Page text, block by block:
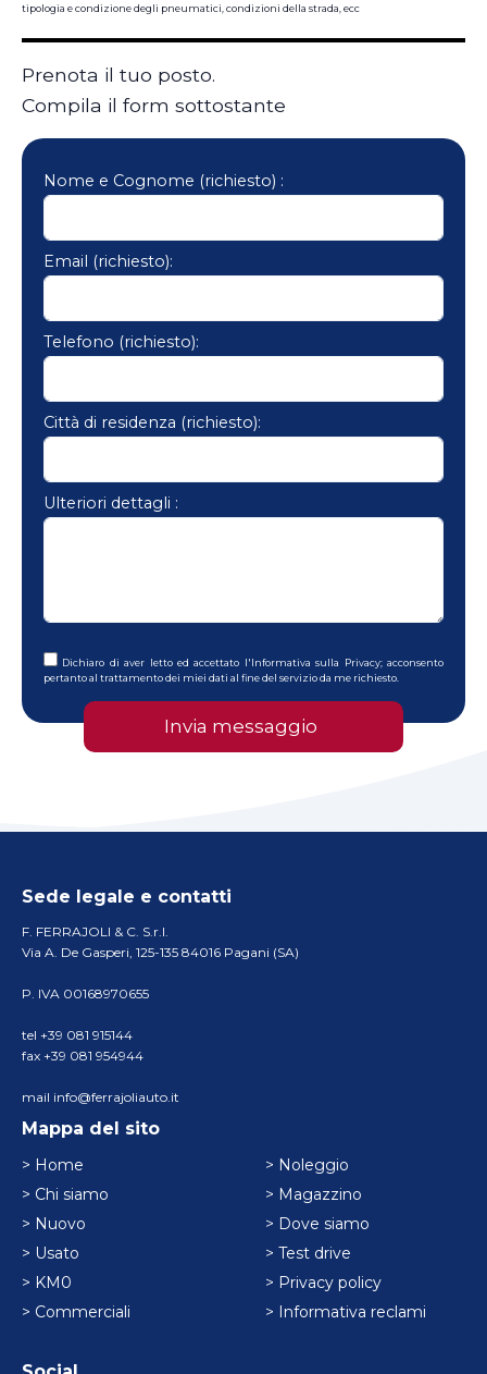
tipologia e condizione degli pneumatici, condizioni della strada, ecc
Prenota il tuo posto.
Compila il form sottostante
Nome e Cognome (richiesto) :
Email (richiesto):
Telefono (richiesto):
Città di residenza (richiesto):
Ulteriori dettagli :
Dichiaro di aver letto ed accettato l'Informativa sulla Privacy; acconsento
pertanto al trattamento dei miei dati al fine del servizio da me richiesto.
Sede legale e contatti
F. FERRAJOLI & C. S.r.l.
Via A. De Gasperi, 125-135 84016 Pagani (SA)
P. IVA 00168970655
tel +39 081 915144
fax +39 081 954944
mail info@ferrajoliauto.it
Mappa del sito
> Home
> Chi siamo
> Nuovo
> Usato
> KM0
> Commerciali
> Noleggio
> Magazzino
> Dove siamo
> Test drive
> Privacy policy
> Informativa reclami